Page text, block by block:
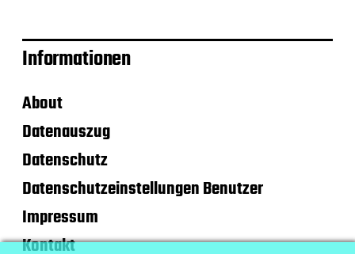
Informationen
About
Datenauszug
Datenschutz
Datenschutzeinstellungen Benutzer
Impressum
Kontakt